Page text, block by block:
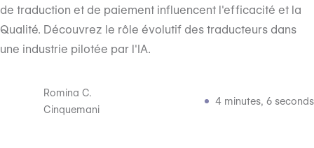
de traduction et de paiement influencent l'efficacité et la
Qualité. Découvrez le rôle évolutif des traducteurs dans
une industrie pilotée par l'IA.
Romina C.
Cinquemani
4 minutes, 6 seconds